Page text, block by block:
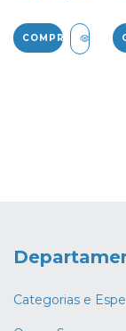
Categorias e